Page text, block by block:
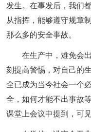
发生。在事发后，我们
从指挥，能够遵守规章
那么多的安全事故。
在生产中，难免会
刻提高警惕，对自己的
全已成为当今社会一个
全，如何才能不出事故
课堂上会议中提到，可